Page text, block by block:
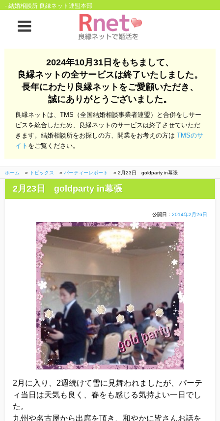
良縁ネットとは
お金のこと
会社概要
よくある質問
る質問
開業支援
他社との違い
お金のこと
一般のよくある質問
相談室からのよくある質問
- 結婚相談所 良縁ネット連盟本部
2024年10月31日をもちまして、
良縁ネットの全サービスは終了いたしました。
長年にわたり良縁ネットをご愛顧いただき、
誠にありがとうございました。
良縁ネットは、TMS（全国結婚相談事業者連盟）と合併をしサー
ビスを統合したため、良縁ネットのサービスは終了させていただ
きます。結婚相談所をお探しの方、開業をお考えの方はTMSのサ
イト をご覧ください。
ホーム » トピックス » パーティーレポート » 2月23日 goldparty in幕張
2月23日 goldparty in幕張
公開日： 2014年2月26日
2月に入り、2週続けて雪に見舞われましたが、パーテ
ィ 当日は天気も良く、春をも感じる気持よい一日でし
た。
九州や名古屋から出席を頂き、 和やかに皆さんお話を